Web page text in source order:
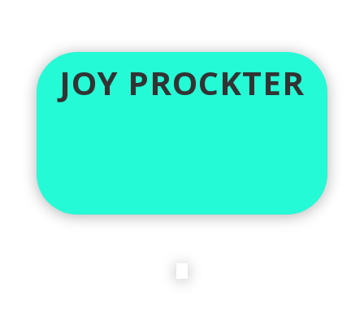
JOY PROCKTER